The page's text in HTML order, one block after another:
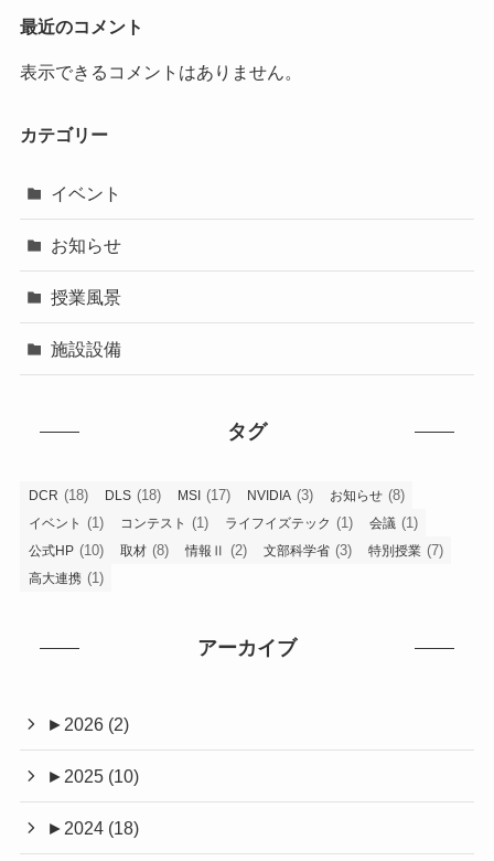
最近のコメント
表示できるコメントはありません。
カテゴリー
イベント
お知らせ
授業風景
施設設備
タグ
DCR (18) DLS (18) MSI (17) NVIDIA (3) お知らせ (8)
イベント (1) コンテスト (1) ライフイズテック (1) 会議 (1)
公式HP (10) 取材 (8) 情報Ⅱ (2) 文部科学省 (3) 特別授業 (7)
高大連携 (1)
アーカイブ
► 2026 (2)
► 2025 (10)
► 2024 (18)